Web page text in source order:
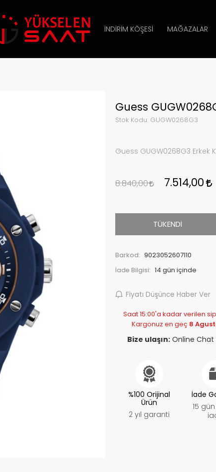
İNDIRIM KÖŞESI MAĞAZALAR
Guess
Stok Kodu: GUGW0268G3
Guess GUGW0268G3 Erkek
8.840,00 7.514,00
TÜKENDİ
Barkod: 9023052607110
İade Bilgisi:
Fiyatı Düşünce Haber Ver
Saat 15:00'a kadar verilen
Kargonuz en geç 8
Bize ulaşın: Online Chat
%100 Orijinal
Ürün
2 yıl garanti
İade
15